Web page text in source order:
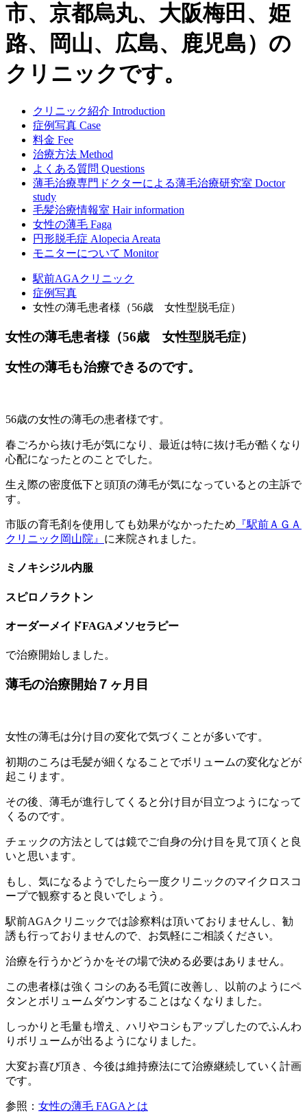
市、京都烏丸、大阪梅田、姫
路、岡山、広島、鹿児島）の
クリニックです。
クリニック紹介 Introduction
症例写真 Case
料金 Fee
治療方法 Method
よくある質問 Questions
薄毛治療専門ドクターによる薄毛治療研究室 Doctor
study
毛髪治療情報室 Hair information
女性の薄毛 Faga
円形脱毛症 Alopecia Areata
モニターについて Monitor
駅前AGAクリニック
症例写真
女性の薄毛患者様（56歳 女性型脱毛症）
女性の薄毛患者様（56歳 女性型脱毛症）
女性の薄毛も治療できるのです。
56歳の女性の薄毛の患者様です。
春ごろから抜け毛が気になり、最近は特に抜け毛が酷くなり
心配になったとのことでした。
生え際の密度低下と頭頂の薄毛が気になっているとの主訴で
す。
市販の育毛剤を使用しても効果がなかったため 『駅前ＡＧＡ
クリニック岡山院』 に来院されました。
ミノキシジル内服
スピロノラクトン
オーダーメイドFAGAメソセラピー
で治療開始しました。
薄毛の治療開始７ヶ月目
女性の薄毛は分け目の変化で気づくことが多いです。
初期のころは毛髪が細くなることでボリュームの変化などが
起こります。
その後、薄毛が進行してくると分け目が目立つようになって
くるのです。
チェックの方法としては鏡でご自身の分け目を見て頂くと良
いと思います。
もし、気になるようでしたら一度クリニックのマイクロスコ
ープで観察すると良いでしょう。
駅前AGAクリニックでは診察料は頂いておりませんし、勧
誘も行っておりませんので、お気軽にご相談ください。
治療を行うかどうかをその場で決める必要はありません。
この患者様は強くコシのある毛質に改善し、以前のようにペ
タンとボリュームダウンすることはなくなりました。
しっかりと毛量も増え、ハリやコシもアップしたのでふんわ
りボリュームが出るようになりました。
大変お喜び頂き、今後は維持療法にて治療継続していく計画
です。
参照： 女性の薄毛 FAGAとは